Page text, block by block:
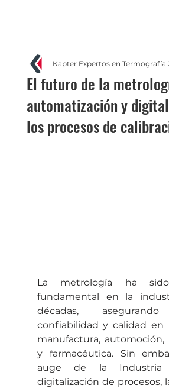
El futuro de la
automatización y
los procesos de
Kapter Expertos en Termografía
La metrología ha
fundamental en la
décadas,
confiabilidad y calidad en
manufactura, automoción,
y farmacéutica. Sin
auge de la
digitalización de procesos,